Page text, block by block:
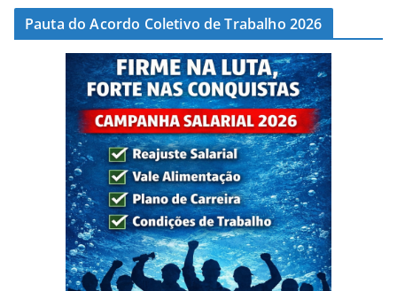
Pauta do Acordo Coletivo de Trabalho 2026